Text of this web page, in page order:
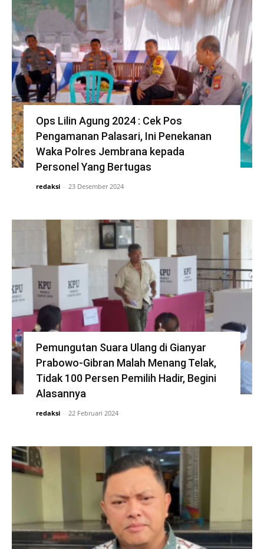
Ops Lilin Agung 2024 : Cek Pos
Pengamanan Palasari, Ini Penekanan
Waka Polres Jembrana kepada
Personel Yang Bertugas
redaksi - 23 Desember 2024
Pemungutan Suara Ulang di Gianyar
Prabowo-Gibran Malah Menang Telak,
Tidak 100 Persen Pemilih Hadir, Begini
Alasannya
redaksi - 22 Februari 2024